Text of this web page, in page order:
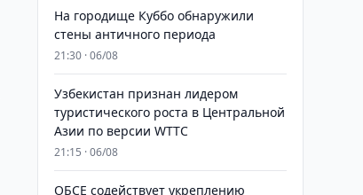
На городище Куббо обнаружили
стены античного периода
21:30 · 06/08
Узбекистан признан лидером
туристического роста в Центральной
Азии по версии WTTC
21:15 · 06/08
ОБСЕ содействует укреплению